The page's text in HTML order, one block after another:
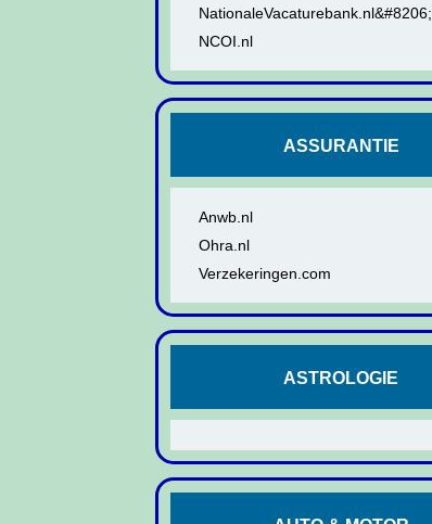
NationaleVacaturebank.nl&#8206;
NCOI.nl
ASSURANTIE
Anwb.nl
Ohra.nl
Verzekeringen.com
ASTROLOGIE